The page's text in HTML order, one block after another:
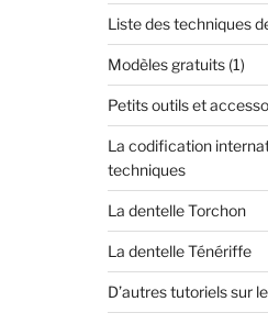
Liste des techniques
Modèles gratuits (1)
Petits outils et
La codification
techniques
La dentelle Torchon
La dentelle Ténériffe
D’autres tutoriels sur